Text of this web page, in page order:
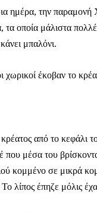
ημέρα, την παραμονή
τα οποία μάλιστα
μπαλόνι.
έκοβαν το
κρέατος από το
που μέσα του
κομμένο σε μικρά
λίπος έπηζε μόλις